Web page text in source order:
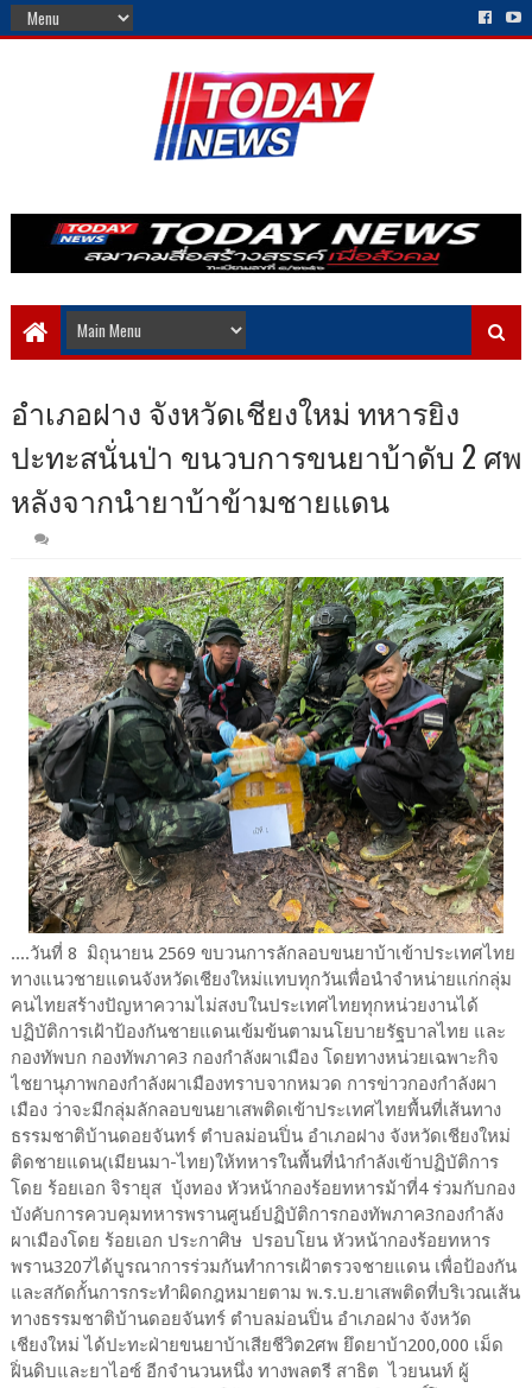
อำเภอฝาง จังหวัดเชียงใหม่ ทหารยิง
ปะทะสนั่นป่า ขนวบการขนยาบ้าดับ 2 ศพ
หลังจากนำยาบ้าข้ามชายแดน
....วันที่ 8 มิถุนายน 2569 ขบวนการลักลอบขนยาบ้าเข้าประเทศไทย
ทางแนวชายแดนจังหวัดเชียงใหม่แทบทุกวันเพื่อนำจำหน่ายแก่กลุ่ม
คนไทยสร้างปัญหาความไม่สงบในประเทศไทยทุกหน่วยงานได้
ปฏิบัติการเฝ้าป้องกันชายแดนเข้มข้นตามนโยบายรัฐบาลไทย และ
กองทัพบก กองทัพภาค3 กองกำลังผาเมือง โดยทางหน่วยเฉพาะกิจ
ไชยานุภาพกองกำลังผาเมืองทราบจากหมวด การข่าวกองกำลังผา
เมือง ว่าจะมีกลุ่มลักลอบขนยาเสพติดเข้าประเทศไทยพื้นที่เส้นทาง
ธรรมชาติบ้านดอยจันทร์ ตำบลม่อนปิ่น อำเภอฝาง จังหวัดเชียงใหม่
ติดชายแดน(เมียนมา-ไทย)ให้ทหารในพื้นที่นำกำลังเข้าปฏิบัติการ
โดย ร้อยเอก จิรายุส บุ้งทอง หัวหน้ากองร้อยทหารม้าที่4 ร่วมกับกอง
บังคับการควบคุมทหารพรานศูนย์ปฏิบัติการกองทัพภาค3กองกำลัง
ผาเมืองโดย ร้อยเอก ประกาศิษ ปรอบโยน หัวหน้ากองร้อยทหาร
พราน3207ได้บูรณาการร่วมกันทำการเฝ้าตรวจชายแดน เพื่อป้องกัน
และสกัดกั้นการกระทำผิดกฎหมายตาม พ.ร.บ.ยาเสพติดที่บริเวณเส้น
ทางธรรมชาติบ้านดอยจันทร์ ตำบลม่อนปิ่น อำเภอฝาง จังหวัด
เชียงใหม่ ได้ปะทะฝ่ายขนยาบ้าเสียชีวิต2ศพ ยึดยาบ้า200,000 เม็ด
ฝิ่นดิบและยาไอซ์ อีกจำนวนหนึ่ง ทางพลตรี สาธิต ไวยนนท์ ผู้